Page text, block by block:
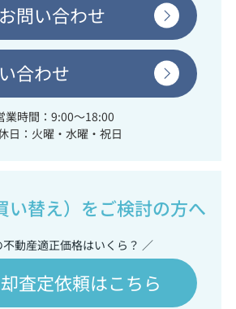
問い合わせ
合わせ
業時間：9:00～18:00
日：火曜・水曜・祝日
い替え）をご検討の方へ
動産適正価格はいくら？ ／
査定依頼はこちら